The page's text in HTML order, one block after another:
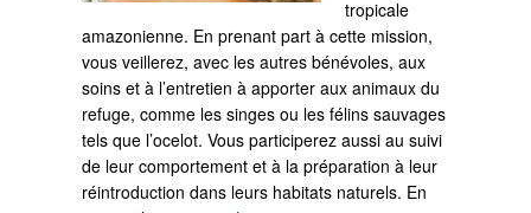
tropicale
amazonienne. En prenant part à cette mission,
vous veillerez, avec les autres bénévoles, aux
soins et à l’entretien à apporter aux animaux du
refuge, comme les singes ou les félins sauvages
tels que l’ocelot. Vous participerez aussi au suivi
de leur comportement et à la préparation à leur
réintroduction dans leurs habitats naturels. En